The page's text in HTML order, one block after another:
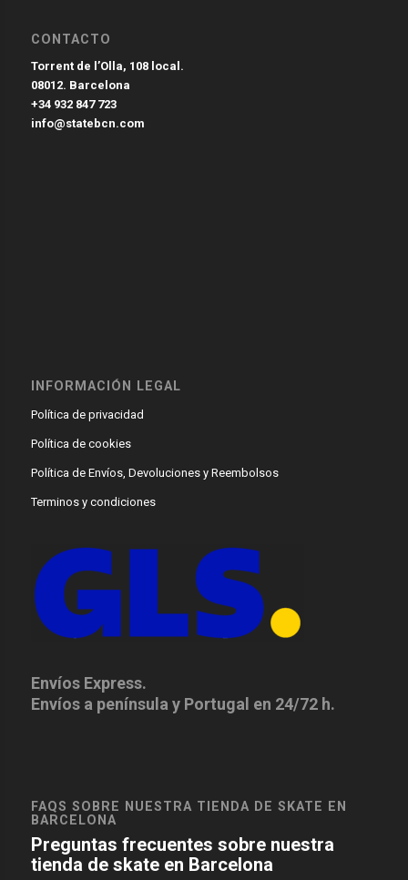
CONTACTO
Torrent de l’Olla, 108 local.
08012. Barcelona
+34 932 847 723
info@statebcn.com
INFORMACIÓN LEGAL
Política de privacidad
Política de cookies
Política de Envíos, Devoluciones y Reembolsos
Terminos y condiciones
Envíos Express.
Envíos a península y Portugal en 24/72 h.
FAQS SOBRE NUESTRA TIENDA DE SKATE EN
BARCELONA
Preguntas frecuentes sobre nuestra
tienda de skate en Barcelona